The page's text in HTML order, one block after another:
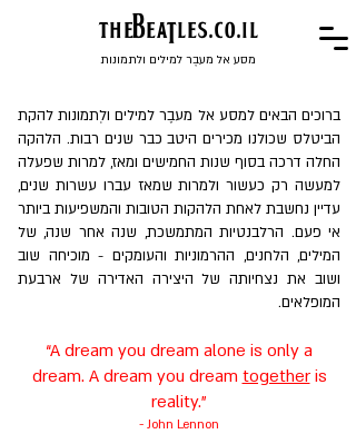
theBeaTles.co.il
מסע אל מעבֶר למילים ולתמונות
ברוכים הבאים למסע אל מעבֶר למילים ולְתמונות להקת
הביטלס שכולנו מכירים היטב כבר שנים רבות. הלהקה
החלה דרכה בסוף שנות החמישים ומאז, למרות שפעלה
למעשה רק כעשור ולמרות שמאז עברו עשרות שנים,
עדיין נחשבת לאחת הלהקות הטובות והמשפיעות ביותר
אי פעם. הרלבנטיות המתמשכת, שנה אחר שנה, של
המילים, הלחנים, ההרמוניות והעומקים - מוכיחה שוב
ושוב את נצחיותה של היצירה האדירה של ארבעת
המופלאים.
“A dream you dream alone is only a
dream. A dream you dream togetheris
reality.”
- John Lennon